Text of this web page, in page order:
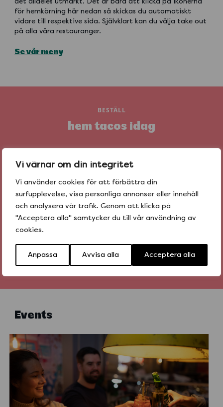
Vi värnar om din integritet
Vi använder cookies för att förbättra din
surfupplevelse, visa personliga annonser eller innehåll
och analysera vår trafik. Genom att klicka på
"Acceptera alla" samtycker du till vår användning av
cookies.
Anpassa Avvisa alla Acceptera alla
för hemkörning här nedan så skickas du automatiskt
vidare till respektive sida. Självklart kan du välja take out
på alla våra restauranger.
Se vår meny
BESTÄLL
hem tacos idag
Events